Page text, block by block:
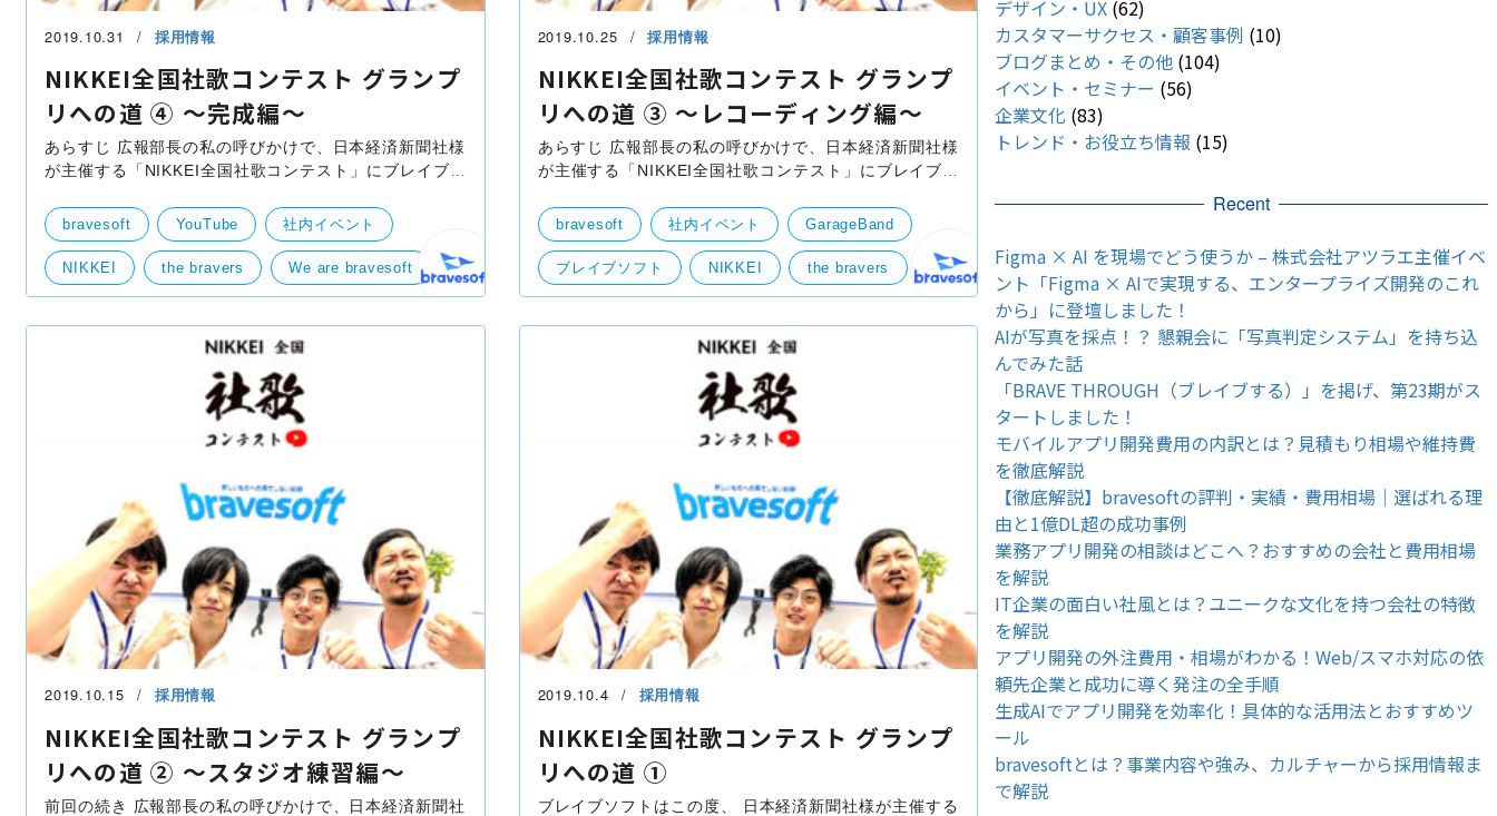
2019.10.31 採用情報
NIKKEI全国社歌コンテスト グランプ
リへの道 ④ 〜完成編〜
あらすじ 広報部長の私の呼びかけで、日本経済新聞社様
が主催する「NIKKEI全国社歌コンテスト」にブレイブソ
VocalのSHOW-HEY、GuitarのNOBU、Drumsの
TSUSSYが集まり
bravesoft YouTube 社内イベント
NIKKEI the bravers We are bravesoft
2019.10.25 採用情報
NIKKEI全国社歌コンテスト グランプ
リへの道 ③ 〜レコーディング編〜
あらすじ 広報部長の私の呼びかけで、日本経済新聞社様
が主催する「NIKKEI全国社歌コンテスト」にブレイブソ
VocalのSHOW-HEY、GuitarのNOBU、Drumsの
TSUSSYが集まり
bravesoft 社内イベント GarageBand
ブレイブソフト NIKKEI the bravers
緊急企画
2019.10.15 採用情報
NIKKEI全国社歌コンテスト グランプ
リへの道 ② 〜スタジオ練習編〜
前回の続き 広報部長の私の呼びかけで、日本経済新聞社
2019.10.4 採用情報
NIKKEI全国社歌コンテスト グランプ
リへの道 ①
ブレイブソフトはこの度、 日本経済新聞社様が主催する
デザイン・UX (62)
カスタマーサクセス・顧客事例 (10)
ブログまとめ・その他 (104)
イベント・セミナー (56)
企業文化 (83)
トレンド・お役立ち情報 (15)
Recent
Figma × AI を現場でどう使うか – 株式会社アツラエ主催イベ
ント「Figma × AIで実現する、エンタープライズ開発のこれ
から」に登壇しました！
AIが写真を採点！？ 懇親会に「写真判定システム」を持ち込
んでみた話
「BRAVE THROUGH（ブレイブする）」を掲げ、第23期がス
タートしました！
モバイルアプリ開発費用の内訳とは？見積もり相場や維持費
を徹底解説
【徹底解説】bravesoftの評判・実績・費用相場｜選ばれる理
由と1億DL超の成功事例
業務アプリ開発の相談はどこへ？おすすめの会社と費用相場
を解説
IT企業の面白い社風とは？ユニークな文化を持つ会社の特徴
を解説
アプリ開発の外注費用・相場がわかる！Web/スマホ対応の依
頼先企業と成功に導く発注の全手順
生成AIでアプリ開発を効率化！具体的な活用法とおすすめツ
ール
bravesoftとは？事業内容や強み、カルチャーから採用情報ま
で解説